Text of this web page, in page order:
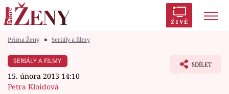
ŽIVĚ
Módní alarm
Prima Ženy ■ Seriály a filmy
SERIÁLY A FILMY
15. února 2013 14:10
Petra Kloidová
SDÍLET